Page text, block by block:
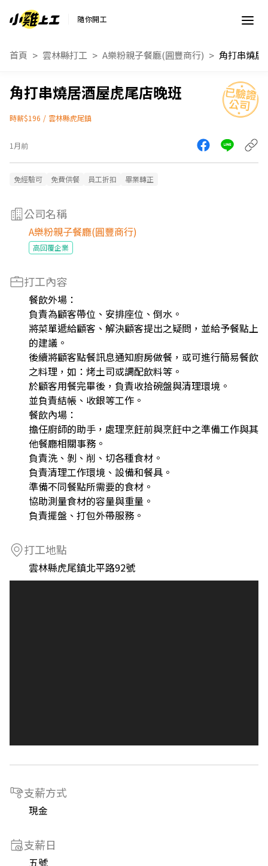
隨你開工
首頁 雲林縣打工 A樂粉親子餐廳(圓豐商行) 角打串燒居
角打串燒居酒屋虎尾店晚班
時薪$196 / 雲林縣虎尾鎮
1月前
免經驗可 免費供餐 員工折扣 畢業轉正
公司名稱
A樂粉親子餐廳(圓豐商行)
高回覆企業
打工內容
餐飲外場：
負責為顧客帶位、安排座位、倒水。
將菜單遞給顧客、解決顧客提出之疑問，並給予餐點上
的建議。
後續將顧客點餐訊息通知廚房做餐，或可進行簡易餐飲
之料理，如：烤土司或調配飲料等。
於顧客用餐完畢後，負責收拾碗盤與清理環境。
並負責結帳、收銀等工作。
餐飲內場：
擔任廚師的助手，處理烹飪前與烹飪中之準備工作與其
他餐廳相關事務。
負責洗、剝、削、切各種食材。
負責清理工作環境、設備和餐具。
準備不同餐點所需要的食材。
協助測量食材的容量與重量。
負責擺盤、打包外帶服務。
打工地點
雲林縣虎尾鎮北平路92號
支薪方式
現金
支薪日
五號